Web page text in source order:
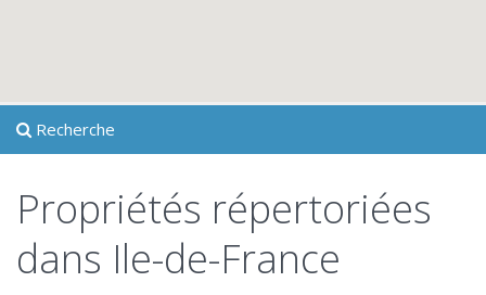
Recherche
Propriétés répertoriées
dans Ile-de-France